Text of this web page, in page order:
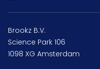
Brookz B.V.
Science Park 106
1098 XG Amsterdam